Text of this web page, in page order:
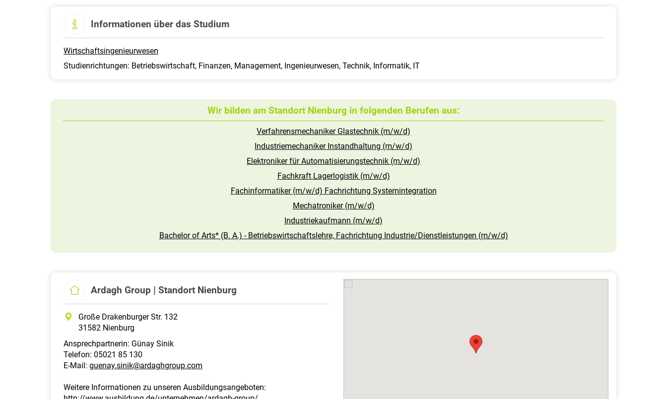
Informationen über das Studium
Wirtschaftsingenieurwesen
Studienrichtungen: Betriebswirtschaft, Finanzen, Management, Ingenieurwesen, Technik, Informatik, IT
Wir bilden am Standort Nienburg in folgenden Berufen aus:
Verfahrensmechaniker Glastechnik (m/w/d)
Industriemechaniker Instandhaltung (m/w/d)
Elektroniker für Automatisierungstechnik (m/w/d)
Fachkraft Lagerlogistik (m/w/d)
Fachinformatiker (m/w/d) Fachrichtung Systemintegration
Mechatroniker (m/w/d)
Industriekaufmann (m/w/d)
Bachelor of Arts* (B. A.) - Betriebswirtschaftslehre, Fachrichtung Industrie/Dienstleistungen (m/w/d)
Ardagh Group | Standort Nienburg
Große Drakenburger Str. 132
31582 Nienburg
Ansprechpartnerin: Günay Sinik
Telefon: 05021 85 130
E-Mail: guenay.sinik@ardaghgroup.com
Weitere Informationen zu unseren Ausbildungsangeboten: